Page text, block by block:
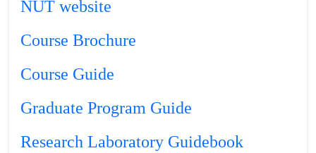
NUT website
Course Brochure
Course Guide
Graduate Program Guide
Research Laboratory Guidebook